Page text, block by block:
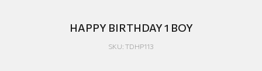
HAPPY BIRTHDAY 1 BOY
SKU: TDHP113